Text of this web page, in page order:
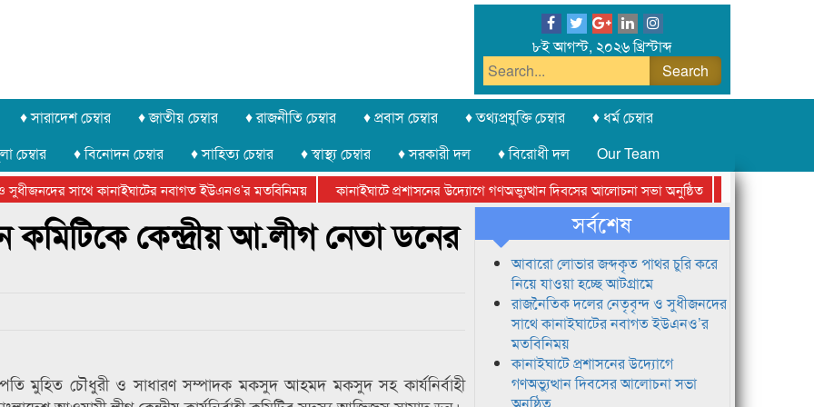
৮ই আগস্ট, ২০২৬ খ্রিস্টাব্দ
♦ সারাদেশ চেম্বার ♦ জাতীয় চেম্বার ♦ রাজনীতি চেম্বার ♦ প্রবাস চেম্বার ♦ তথ্যপ্রযুক্তি চেম্বার
♦ ধর্ম চেম্বার
চেম্বার ♦ বিনোদন চেম্বার ♦ সাহিত্য চেম্বার ♦ স্বাস্থ্য চেম্বার ♦ সরকারী দল ♦ বিরোধী দল
Our Team
সাথে কানাইঘাটের নবাগত ইউএনও’র মতবিনিময় কানাইঘাটে প্রশাসনের উদ্যোগে গণঅভ্যুত্থান দিবসের আলোচনা সভা অনুষ্ঠিত
সিলেট অনলাইন
ফেডারেশানের বিভাগীয় অভিনয় কর্মশালা সম্পন্ন
কমিটিকে কেন্দ্রীয় আ.লীগ নেতা ডনের
মুহিত চৌধুরী ও সাধারণ সম্পাদক মকসুদ আহমদ মকসুদ সহ কার্যনির্বাহী
সর্বশেষ
আবারো লোভার জব্দকৃত পাথর চুরি করে
নিয়ে যাওয়া হচ্ছে আটগ্রামে
রাজনৈতিক দলের নেতৃবৃন্দ ও সুধীজনদের
সাথে কানাইঘাটের নবাগত ইউএনও’র
মতবিনিময়
কানাইঘাটে প্রশাসনের উদ্যোগে
গণঅভ্যুত্থান দিবসের আলোচনা সভা